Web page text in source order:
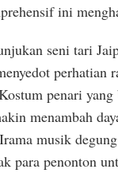
ini
seni tari
perhatian
penari
menambah
musik
para penonton